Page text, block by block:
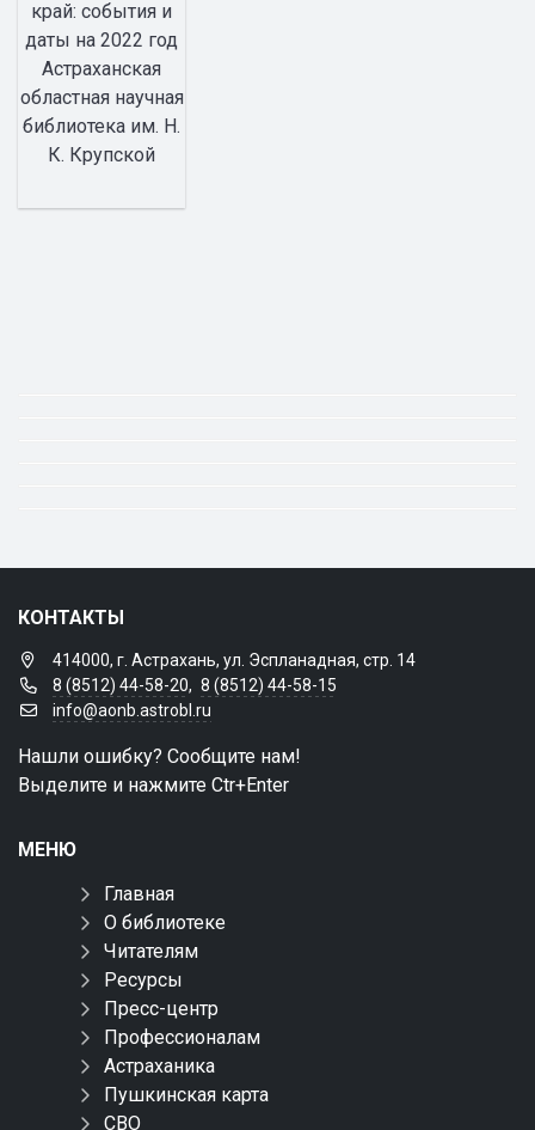
край: события и
даты на 2022 год
Астраханская
областная научная
библиотека им. Н.
К. Крупской
КОНТАКТЫ
414000, г. Астрахань, ул. Эспланадная, стр. 14
8 (8512) 44-58-20, 8 (8512) 44-58-15
info@aonb.astrobl.ru
Нашли ошибку? Сообщите нам!
Выделите и нажмите Ctr+Enter
МЕНЮ
Главная
О библиотеке
Читателям
Ресурсы
Пресс-центр
Профессионалам
Астраханика
Пушкинская карта
СВО